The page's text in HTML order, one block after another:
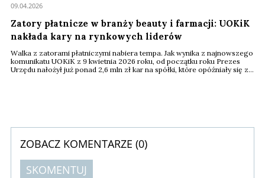
Zatory płatnicze w branży beauty i farmacji: UOKiK
nakłada kary na rynkowych liderów
Walka z zatorami płatniczymi nabiera tempa. Jak wynika z najnowszego
komunikatu UOKiK z 9 kwietnia 2026 roku, od początku roku Prezes
Urzędu nałożył już ponad 2,6 mln zł kar na spółki, które opóźniały się z
09.04.2026
ZOBACZ KOMENTARZE (0)
SKOMENTUJ